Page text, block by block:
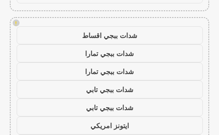
!
شدات ببجي اقساط
شدات ببجي تمارا
شدات ببجي تمارا
شدات ببجي تابي
شدات ببجي تابي
ايتونز امريكي